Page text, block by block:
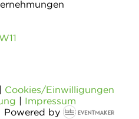
| Cookies/Einwilligungen
| Impressum
Powered by